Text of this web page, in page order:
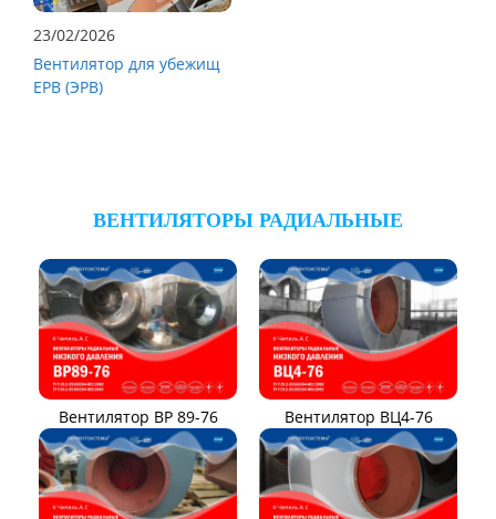
23/02/2026
Вентилятор для убежищ
ЕРВ (ЭРВ)
ВЕНТИЛЯТОРЫ РАДИАЛЬНЫЕ
Вентилятор ВР 89-76 Вентилятор ВЦ4-76